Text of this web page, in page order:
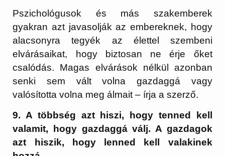
Pszichológusok és más szakemberek
gyakran azt javasolják az embereknek, hogy
alacsonyra tegyék az élettel szembeni
elvárásaikat, hogy biztosan ne érje őket
csalódás. Magas elvárások nélkül azonban
senki sem vált volna gazdaggá vagy
valósította volna meg álmait – írja a szerző.
9. A többség azt hiszi, hogy tenned kell
valamit, hogy gazdaggá válj. A gazdagok
azt hiszik, hogy lenned kell valakinek